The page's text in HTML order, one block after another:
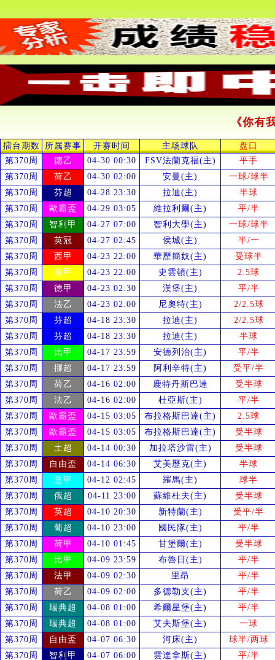
《你有
擂台期数 所属赛事 开赛时间 主场球队
盘口
第370周
德乙 04-30 00:30 FSV法蘭克福(主)
平手
第370周
荷乙 04-30 02:00 安曼(主)
一球/球半
第370周
芬超 04-28 23:30 拉迪(主)
半球
第370周
歐霸盃 04-29 03:05 維拉利爾(主)
平/半
第370周
智利甲 04-27 07:00 智利大學(主)
一球/球半
第370周
英冠 04-27 02:45 侯城(主)
半/一
第370周
西甲 04-23 22:00 華歷簡奴(主) 受球半
第370周
英甲 04-23 22:00 史雲頓(主)
2.5球
第370周
德甲 04-23 02:30 漢堡(主)
平/半
第370周
法乙 04-23 02:00 尼奧特(主)
2/2.5球
第370周
芬超 04-18 23:30 拉迪(主)
2/2.5球
第370周
芬超 04-18 23:30 拉迪(主)
半球
第370周
比甲 04-17 23:59 安德列治(主)
平/半
第370周
挪超 04-17 23:59 阿利辛特(主) 受平/半
第370周
荷乙 04-16 02:00 鹿特丹斯巴達 受半球
第370周
法乙 04-16 02:00 杜亞斯(主)
平/半
第370周
歐霸盃 04-15 03:05 布拉格斯巴達(主)
2.5球
第370周
歐霸盃 04-15 03:05 布拉格斯巴達(主) 受半球
第370周
土超 04-14 00:30 加拉塔沙雷(主) 受半球
第370周
自由盃 04-14 06:30 艾美歷克(主)
半球
第370周
意甲 04-12 02:45 羅馬(主)
球半
第370周
俄超 04-11 23:00 蘇維杜夫(主) 受半球
第370周
英超 04-10 20:30 新特蘭(主) 受平/半
第370周
葡超 04-10 23:00 國民隊(主)
平/半
第370周
荷甲 04-10 01:45 甘堡爾(主) 受半球
第370周
比甲 04-09 23:59 布魯日(主)
平/半
第370周
法甲 04-09 02:30 里昂
平/半
第370周
荷乙 04-09 02:00 多德勒支(主)
平/半
第370周
瑞典超 04-08 01:00 希爾星堡(主)
平/半
第370周
瑞典超 04-08 01:00 艾夫斯堡(主)
一球
第370周
自由盃 04-07 06:30 河床(主)
球半/两球
第370周
智利甲 04-07 06:00 雲達拿斯(主)
平/半